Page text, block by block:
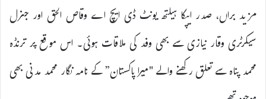
مزید براں، صدر ایپکا ہیلتھ یونٹ ڈی ایچ اے وقاص الحق اور جنرل
سیکرٹری وقار نیازی سے بھی وفد کی ملاقات ہوئی۔ اس موقع پر ترنڈہ
محمد پناہ سے تعلق رکھنے والے "میرا پاکستان” کے نامہ نگار محمد مدنی بھی